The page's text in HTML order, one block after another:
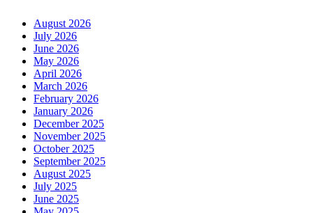
November 2023
October 2023
September 2023
August 2023
July 2023
June 2023
May 2023
April 2023
March 2023
February 2023
January 2023
December 2022
November 2022
October 2022
September 2022
August 2022